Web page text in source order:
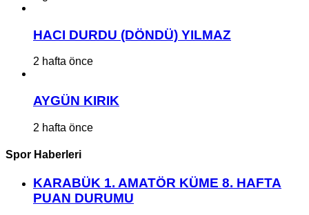
HACI DURDU (DÖNDÜ) YILMAZ
2 hafta önce
AYGÜN KIRIK
2 hafta önce
Spor Haberleri
KARABÜK 1. AMATÖR KÜME 8. HAFTA
PUAN DURUMU